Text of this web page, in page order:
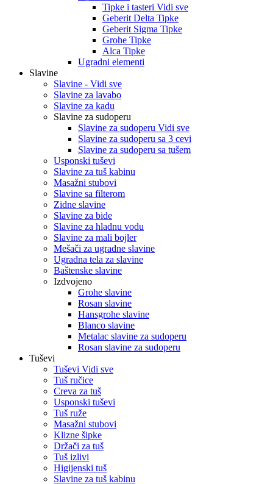
Tipke i tasteri Vidi sve
Geberit Delta Tipke
Geberit Sigma Tipke
Grohe Tipke
Alca Tipke
Ugradni elementi
Slavine
Slavine - Vidi sve
Slavine za lavabo
Slavine za kadu
Slavine za sudoperu
Slavine za sudoperu Vidi sve
Slavine za sudoperu sa 3 cevi
Slavine za sudoperu sa tušem
Usponski tuševi
Slavine za tuš kabinu
Masažni stubovi
Slavine sa filterom
Zidne slavine
Slavine za bide
Slavine za hladnu vodu
Slavine za mali bojler
Mešači za ugradne slavine
Ugradna tela za slavine
Baštenske slavine
Izdvojeno
Grohe slavine
Rosan slavine
Hansgrohe slavine
Blanco slavine
Metalac slavine za sudoperu
Rosan slavine za sudoperu
Tuševi
Tuševi Vidi sve
Tuš ručice
Creva za tuš
Usponski tuševi
Tuš ruže
Masažni stubovi
Klizne šipke
Držači za tuš
Tuš izlivi
Higijenski tuš
Slavine za tuš kabinu